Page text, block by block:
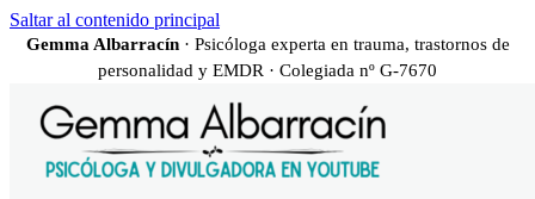
Saltar al contenido principal
Gemma Albarracín· Psicóloga experta en trauma, trastornos de
personalidad y EMDR · Colegiada nº G-7670